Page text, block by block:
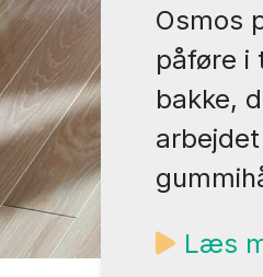
Osmos
påføre i
bakke,
Læs